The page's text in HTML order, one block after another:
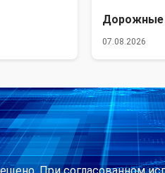
Дорожные
07.08.2026